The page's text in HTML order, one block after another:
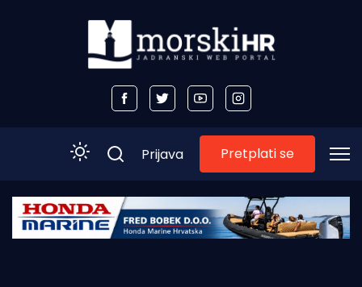
Početna
Prijava Pretplati se